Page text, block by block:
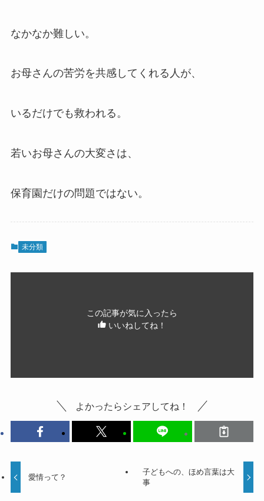
なかなか難しい。
お母さんの苦労を共感してくれる人が、
いるだけでも救われる。
若いお母さんの大変さは、
保育園だけの問題ではない。
未分類
この記事が気に入ったら
いいねしてね！
よかったらシェアしてね！
愛情って？
子どもへの、ほめ言葉は大
事